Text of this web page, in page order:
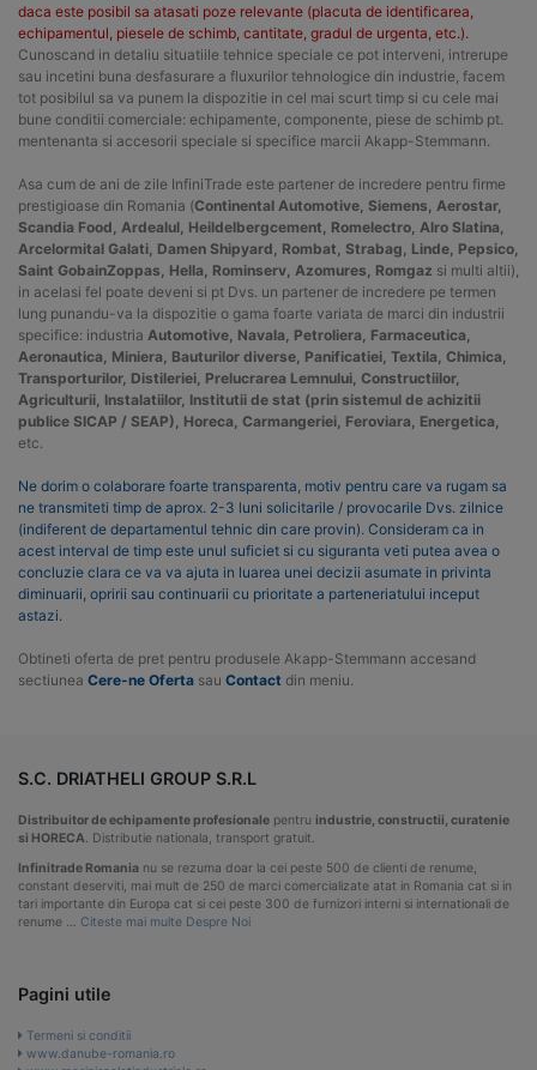
daca este posibil sa atasati poze relevante (placuta de identificarea,
echipamentul, piesele de schimb, cantitate, gradul de urgenta, etc.).
Cunoscand in detaliu situatiile tehnice speciale ce pot interveni, intrerupe
sau incetini buna desfasurare a fluxurilor tehnologice din industrie, facem
tot posibilul sa va punem la dispozitie in cel mai scurt timp si cu cele mai
bune conditii comerciale: echipamente, componente, piese de schimb pt.
mentenanta si accesorii speciale si specifice marcii Akapp-Stemmann.
Asa cum de ani de zile InfiniTrade este partener de incredere pentru firme
prestigioase din Romania (Continental Automotive, Siemens, Aerostar,
Scandia Food, Ardealul, Heildelbergcement, Romelectro, Alro Slatina,
Arcelormital Galati, Damen Shipyard, Rombat, Strabag, Linde, Pepsico,
Saint GobainZoppas, Hella, Rominserv, Azomures, Romgaz si multi altii),
in acelasi fel poate deveni si pt Dvs. un partener de incredere pe termen
lung punandu-va la dispozitie o gama foarte variata de marci din industrii
specifice: industria Automotive, Navala, Petroliera, Farmaceutica,
Aeronautica, Miniera, Bauturilor diverse, Panificatiei, Textila, Chimica,
Transporturilor, Distileriei, Prelucrarea Lemnului, Constructiilor,
Agriculturii, Instalatiilor, Institutii de stat (prin sistemul de achizitii
publice SICAP / SEAP), Horeca, Carmangeriei, Feroviara, Energetica,
etc.
Ne dorim o colaborare foarte transparenta, motiv pentru care va rugam sa
ne transmiteti timp de aprox. 2-3 luni solicitarile / provocarile Dvs. zilnice
(indiferent de departamentul tehnic din care provin). Consideram ca in
acest interval de timp este unul suficiet si cu siguranta veti putea avea o
concluzie clara ce va va ajuta in luarea unei decizii asumate in privinta
diminuarii, opririi sau continuarii cu prioritate a parteneriatului inceput
astazi.
Obtineti oferta de pret pentru produsele Akapp-Stemmann accesand
sectiunea Cere-ne Oferta sau Contact din meniu.
S.C. DRIATHELI GROUP S.R.L
Distribuitor de echipamente profesionale pentru industrie, constructii, curatenie
si HORECA. Distributie nationala, transport gratuit.
Infinitrade Romania nu se rezuma doar la cei peste 500 de clienti de renume,
constant deserviti, mai mult de 250 de marci comercializate atat in Romania cat si in
tari importante din Europa cat si cei peste 300 de furnizori interni si internationali de
renume … Citeste mai multe Despre Noi
Pagini utile
Termeni si conditii
www.danube-romania.ro